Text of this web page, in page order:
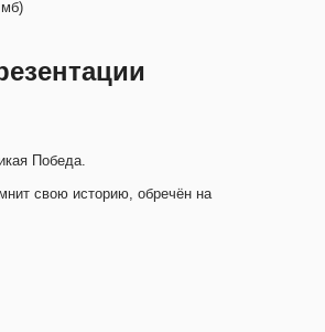
Победа.
свою историю, обречён на